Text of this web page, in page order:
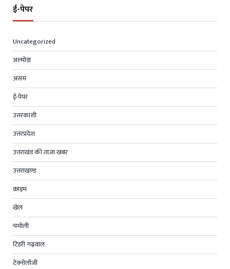
ई-पेपर
Uncategorized
अल्मोड़ा
असम
ई-पेपर
उत्तरकाशी
उत्तरप्रदेश
उत्तराखंड की ताज़ा खबर
उत्तराखण्ड
क्राइम
खेल
चमोली
टिहरी गढ़वाल
टेक्नोलॉजी